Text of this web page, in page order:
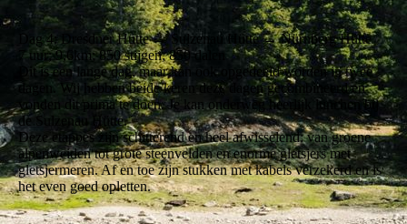
Dag 4: Dresdner Hütte → Sulzenau Hütte → Nürnberg Hütte
7 uur; 9,6km; 850 stijgen; 850 dalen
Dit is een lange dag, maar kan ook opgedeeld worden in twee
dagen. Wij hebben beide keren deze dagen gecombineerd en
vonden dit prima te doen. Je kan onderweg heerlijk lunchen bij
de Sulzenau Hütte.
Deze etappes zijn schitterend en heel afwisselend: van groene
alpenweiden tot grote steenvelden en enorme gletsjers met
gletsjermeren. Af en toe zijn stukken met kabels verzekerd en is
het even goed opletten.